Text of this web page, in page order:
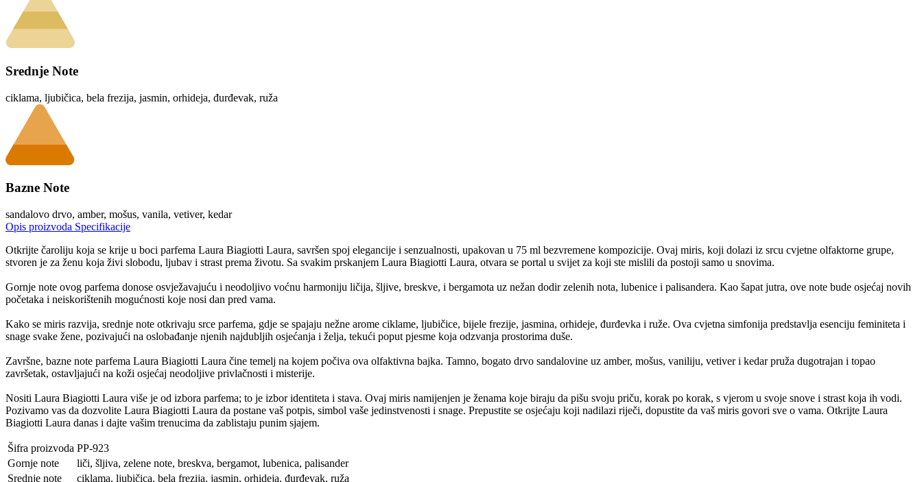
Srednje Note
ciklama, ljubičica, bela frezija, jasmin, orhideja, đurđevak, ruža
Bazne Note
sandalovo drvo, amber, mošus, vanila, vetiver, kedar
Opis proizvoda Specifikacije
Otkrijte čaroliju koja se krije u boci parfema Laura Biagiotti Laura, savršen spoj elegancije i senzualnosti, upakovan u 75 ml bezvremene kompozicije. Ovaj miris, koji dolazi iz srcu cvjetne olfaktorne grupe,
stvoren je za ženu koja živi slobodu, ljubav i strast prema životu. Sa svakim prskanjem Laura Biagiotti Laura, otvara se portal u svijet za koji ste mislili da postoji samo u snovima.
Gornje note ovog parfema donose osvježavajuću i neodoljivo voćnu harmoniju ličija, šljive, breskve, i bergamota uz nežan dodir zelenih nota, lubenice i palisandera. Kao šapat jutra, ove note bude osjećaj novih
početaka i neiskorištenih mogućnosti koje nosi dan pred vama.
Kako se miris razvija, srednje note otkrivaju srce parfema, gdje se spajaju nežne arome ciklame, ljubičice, bijele frezije, jasmina, orhideje, đurđevka i ruže. Ova cvjetna simfonija predstavlja esenciju feminiteta i
snage svake žene, pozivajući na oslobađanje njenih najdubljih osjećanja i želja, tekući poput pjesme koja odzvanja prostorima duše.
Završne, bazne note parfema Laura Biagiotti Laura čine temelj na kojem počiva ova olfaktivna bajka. Tamno, bogato drvo sandalovine uz amber, mošus, vaniliju, vetiver i kedar pruža dugotrajan i topao
završetak, ostavljajući na koži osjećaj neodoljive privlačnosti i misterije.
Nositi Laura Biagiotti Laura više je od izbora parfema; to je izbor identiteta i stava. Ovaj miris namijenjen je ženama koje biraju da pišu svoju priču, korak po korak, s vjerom u svoje snove i strast koja ih vodi.
Pozivamo vas da dozvolite Laura Biagiotti Laura da postane vaš potpis, simbol vaše jedinstvenosti i snage. Prepustite se osjećaju koji nadilazi riječi, dopustite da vaš miris govori sve o vama. Otkrijte Laura
Biagiotti Laura danas i dajte vašim trenucima da zablistaju punim sjajem.
Šifra proizvoda PP-923
Gornje note
liči, šljiva, zelene note, breskva, bergamot, lubenica, palisander
Srednje note
ciklama, ljubičica, bela frezija, jasmin, orhideja, đurđevak, ruža